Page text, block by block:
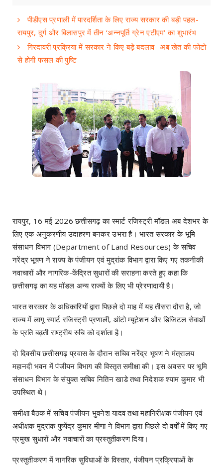
पीडीएस प्रणाली में पारदर्शिता के लिए राज्य सरकार की बड़ी पहल-
रायपुर, दुर्ग और बिलासपुर में तीन ‘अन्नपूर्ति ग्रेन एटीएम‘ का शुभारंभ
गिरदावरी प्रक्रिया में सरकार ने किए बड़े बदलाव- अब खेत की फोटो
से होगी फसल की पुष्टि
रायपुर, 16 मई 2026 छत्तीसगढ़ का स्मार्ट रजिस्ट्री मॉडल अब देशभर के
लिए एक अनुकरणीय उदाहरण बनकर उभरा है। भारत सरकार के भूमि
संसाधन विभाग (Department of Land Resources) के सचिव
नरेंद्र भूषण ने राज्य के पंजीयन एवं मुद्रांक विभाग द्वारा किए गए तकनीकी
नवाचारों और नागरिक-केंद्रित सुधारों की सराहना करते हुए कहा कि
छत्तीसगढ़ का यह मॉडल अन्य राज्यों के लिए भी प्रेरणादायी है।
भारत सरकार के अधिकारियों द्वारा पिछले दो माह में यह तीसरा दौरा है, जो
राज्य में लागू स्मार्ट रजिस्ट्री प्रणाली, ऑटो म्यूटेशन और डिजिटल सेवाओं
के प्रति बढ़ती राष्ट्रीय रुचि को दर्शाता है।
दो दिवसीय छत्तीसगढ़ प्रवास के दौरान सचिव नरेंद्र भूषण ने मंत्रालय
महानदी भवन में पंजीयन विभाग की विस्तृत समीक्षा की। इस अवसर पर भूमि
संसाधन विभाग के संयुक्त सचिव नितिन खाडे तथा निदेशक श्याम कुमार भी
उपस्थित थे।
समीक्षा बैठक में सचिव पंजीयन भुवनेश यादव तथा महानिरीक्षक पंजीयन एवं
अधीक्षक मुद्रांक पुष्पेंद्र कुमार मीणा ने विभाग द्वारा पिछले दो वर्षों में किए गए
प्रमुख सुधारों और नवाचारों का प्रस्तुतीकरण दिया।
प्रस्तुतीकरण में नागरिक सुविधाओं के विस्तार, पंजीयन प्रक्रियाओं के